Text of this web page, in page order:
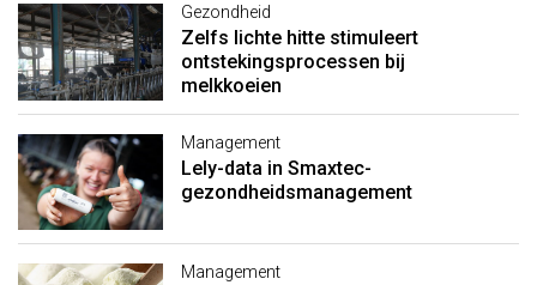
Gezondheid
Zelfs lichte hitte stimuleert
ontstekingsprocessen bij
melkkoeien
Management
Lely-data in Smaxtec-
gezondheidsmanagement
Management